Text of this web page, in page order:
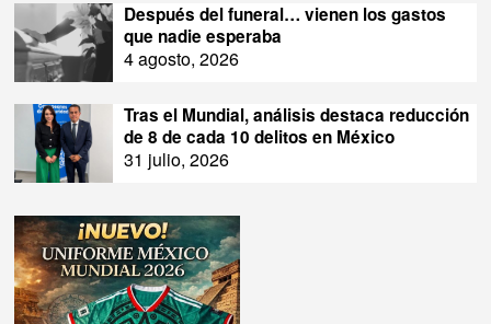
Después del funeral… vienen los gastos
que nadie esperaba
4 agosto, 2026
Tras el Mundial, análisis destaca reducción
de 8 de cada 10 delitos en México
31 julio, 2026